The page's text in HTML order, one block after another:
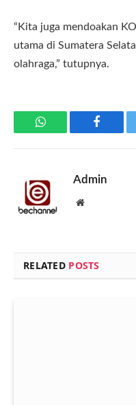
“Kita juga mendoakan
utama di Sumatera
olahraga,” tutupnya.
WhatsApp
Admin
Website
RELATED POSTS